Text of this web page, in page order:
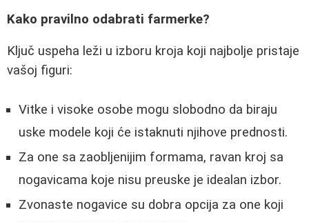
Kako pravilno odabrati farmerke?
Ključ uspeha leži u izboru kroja koji najbolje pristaje
vašoj figuri:
Vitke i visoke osobe mogu slobodno da biraju
uske modele koji će istaknuti njihove prednosti.
Za one sa zaobljenijim formama, ravan kroj sa
nogavicama koje nisu preuske je idealan izbor.
Zvonaste nogavice su dobra opcija za one koji